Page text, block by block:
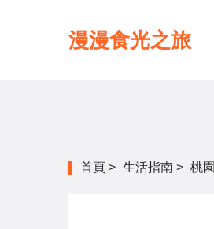
漫漫食光之旅
首頁 > 生活指南 > 桃